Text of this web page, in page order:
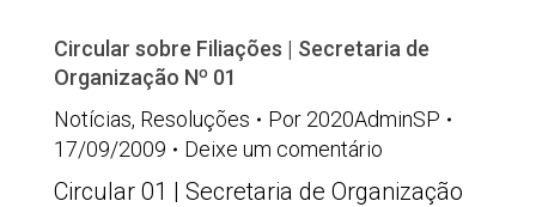
Circular sobre Filiações | Secretaria de
Organização Nº 01
Notícias, Resoluções Por 2020AdminSP
17/09/2009
Deixe um comentário
Circular 01 | Secretaria de Organização